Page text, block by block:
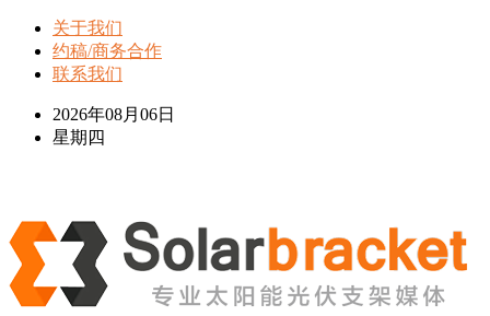
关于我们
约稿/商务合作
联系我们
2026年08月06日
星期四